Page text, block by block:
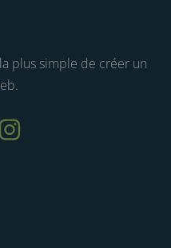
plus simple de créer un